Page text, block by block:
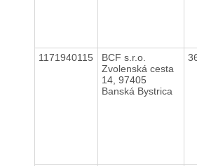
1171940115
BCF s.r.o.
Zvolenská cesta
14, 97405
Banská Bystrica